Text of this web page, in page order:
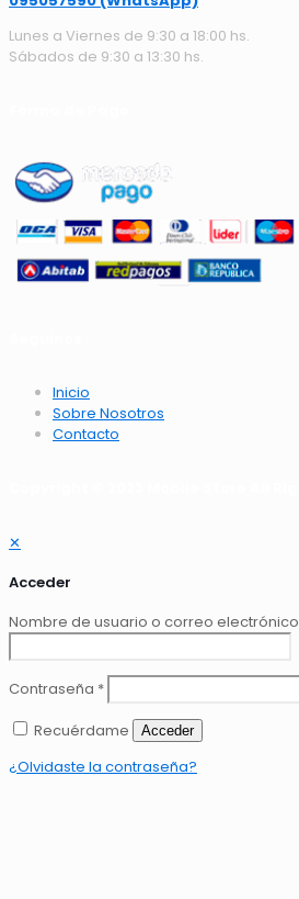
Lunes a Viernes de 9:30 a 18:00 hs.
Sábados de 9:30 a 13:30 hs.
Inicio
Sobre Nosotros
Contacto
✕
Acceder
Nombre de usuario o correo electrónico
Contraseña *
Recuérdame
Acceder
¿Olvidaste la contraseña?